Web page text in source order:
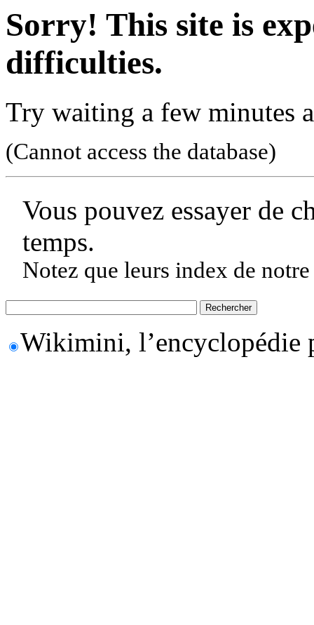
Sorry! This site is
difficulties.
Try waiting a few minutes
(Cannot access the database)
Vous pouvez essayer de
temps.
Notez que leurs index de
Wikimini, l’encyclopédie